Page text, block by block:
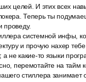
целей. И этих всех
Теперь ты
проведу.
системной инфы,
и прочую нахер
а не какие-то языки
перемотайте на тайм
стиллера занимает